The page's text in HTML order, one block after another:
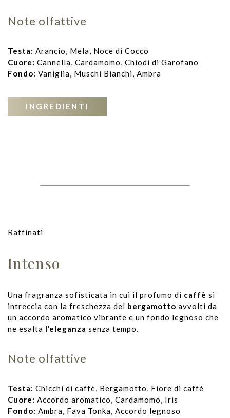
Note olfattive
Testa: Arancio, Mela, Noce di Cocco
Cuore: Cannella, Cardamomo, Chiodi di Garofano
Fondo: Vaniglia, Muschi Bianchi, Ambra
INGREDIENTI
Raffinati
Intenso
Una fragranza sofisticata in cui il profumo di caffè si
intreccia con la freschezza del bergamotto avvolti da
un accordo aromatico vibrante e un fondo legnoso che
ne esalta l’eleganza senza tempo.
Note olfattive
Testa: Chicchi di caffè, Bergamotto, Fiore di caffè
Cuore: Accordo aromatico, Cardamomo, Iris
Fondo: Ambra, Fava Tonka, Accordo legnoso